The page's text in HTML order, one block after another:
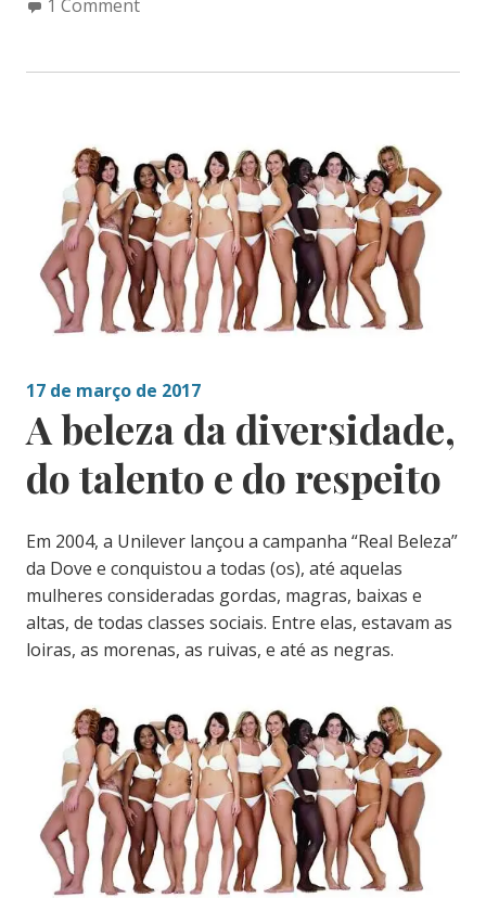
1 Comment
17 de março de 2017
A beleza da diversidade,
do talento e do respeito
Em 2004, a Unilever lançou a campanha “Real Beleza”
da Dove e conquistou a todas (os), até aquelas
mulheres consideradas gordas, magras, baixas e
altas, de todas classes sociais. Entre elas, estavam as
loiras, as morenas, as ruivas, e até as negras.